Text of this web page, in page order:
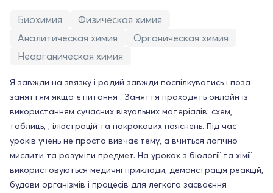
Биохимия
Физическая химия
Аналитическая химия
Органическая химия
Неорганическая химия
Я завжди на звязку і радий завжди поспілкуватись і поза
заняттям якщо є питання . Заняття проходять онлайн із
використанням сучасних візуальних матеріалів: схем,
таблиць, , ілюстрацій та покрокових пояснень. Під час
уроків учень не просто вивчає тему, а вчиться логічно
мислити та розуміти предмет. На уроках з біології та хімії
використовуються медичні приклади, демонстрація реакцій,
будови організмів і процесів для легкого засвоєння